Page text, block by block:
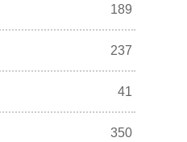
189
237
41
350